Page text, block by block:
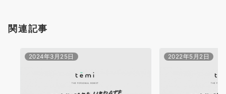
関連記事
2024年3月25日 2022年5月2日